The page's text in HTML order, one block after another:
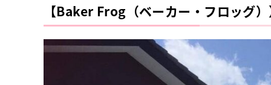
【Baker Frog（ベーカー・フロッグ